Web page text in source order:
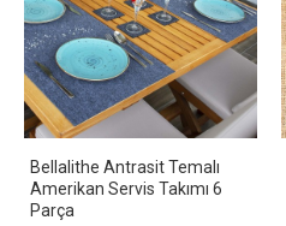
Bellalithe Antrasit Temalı
Amerikan Servis Takımı 6
Parça